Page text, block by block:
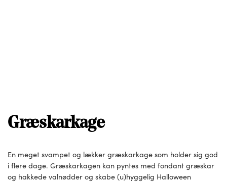
Græskarkage
En meget svampet og lækker græskarkage som holder sig god
i flere dage. Græskarkagen kan pyntes med fondant græskar
og hakkede valnødder og skabe (u)hyggelig Halloween